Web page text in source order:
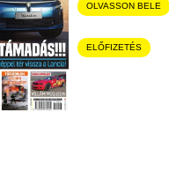
OLVASSON BELE
ELŐFIZETÉS